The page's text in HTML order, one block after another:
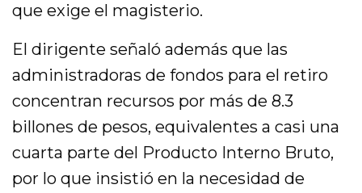
que exige el magisterio.
El dirigente señaló además que las
administradoras de fondos para el retiro
concentran recursos por más de 8.3
billones de pesos, equivalentes a casi una
cuarta parte del Producto Interno Bruto,
por lo que insistió en la necesidad de